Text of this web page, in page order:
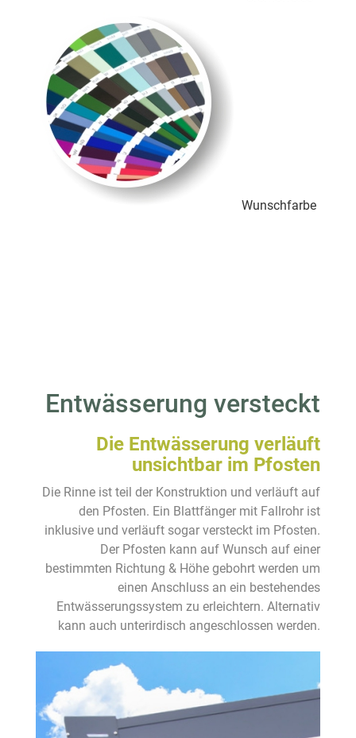
Wunschfarbe
Entwässerung versteckt
Die Entwässerung verläuft
unsichtbar im Pfosten
Die Rinne ist teil der Konstruktion und verläuft auf
den Pfosten. Ein Blattfänger mit Fallrohr ist
inklusive und verläuft sogar versteckt im Pfosten.
Der Pfosten kann auf Wunsch auf einer
bestimmten Richtung & Höhe gebohrt werden um
einen Anschluss an ein bestehendes
Entwässerungssystem zu erleichtern. Alternativ
kann auch unterirdisch angeschlossen werden.